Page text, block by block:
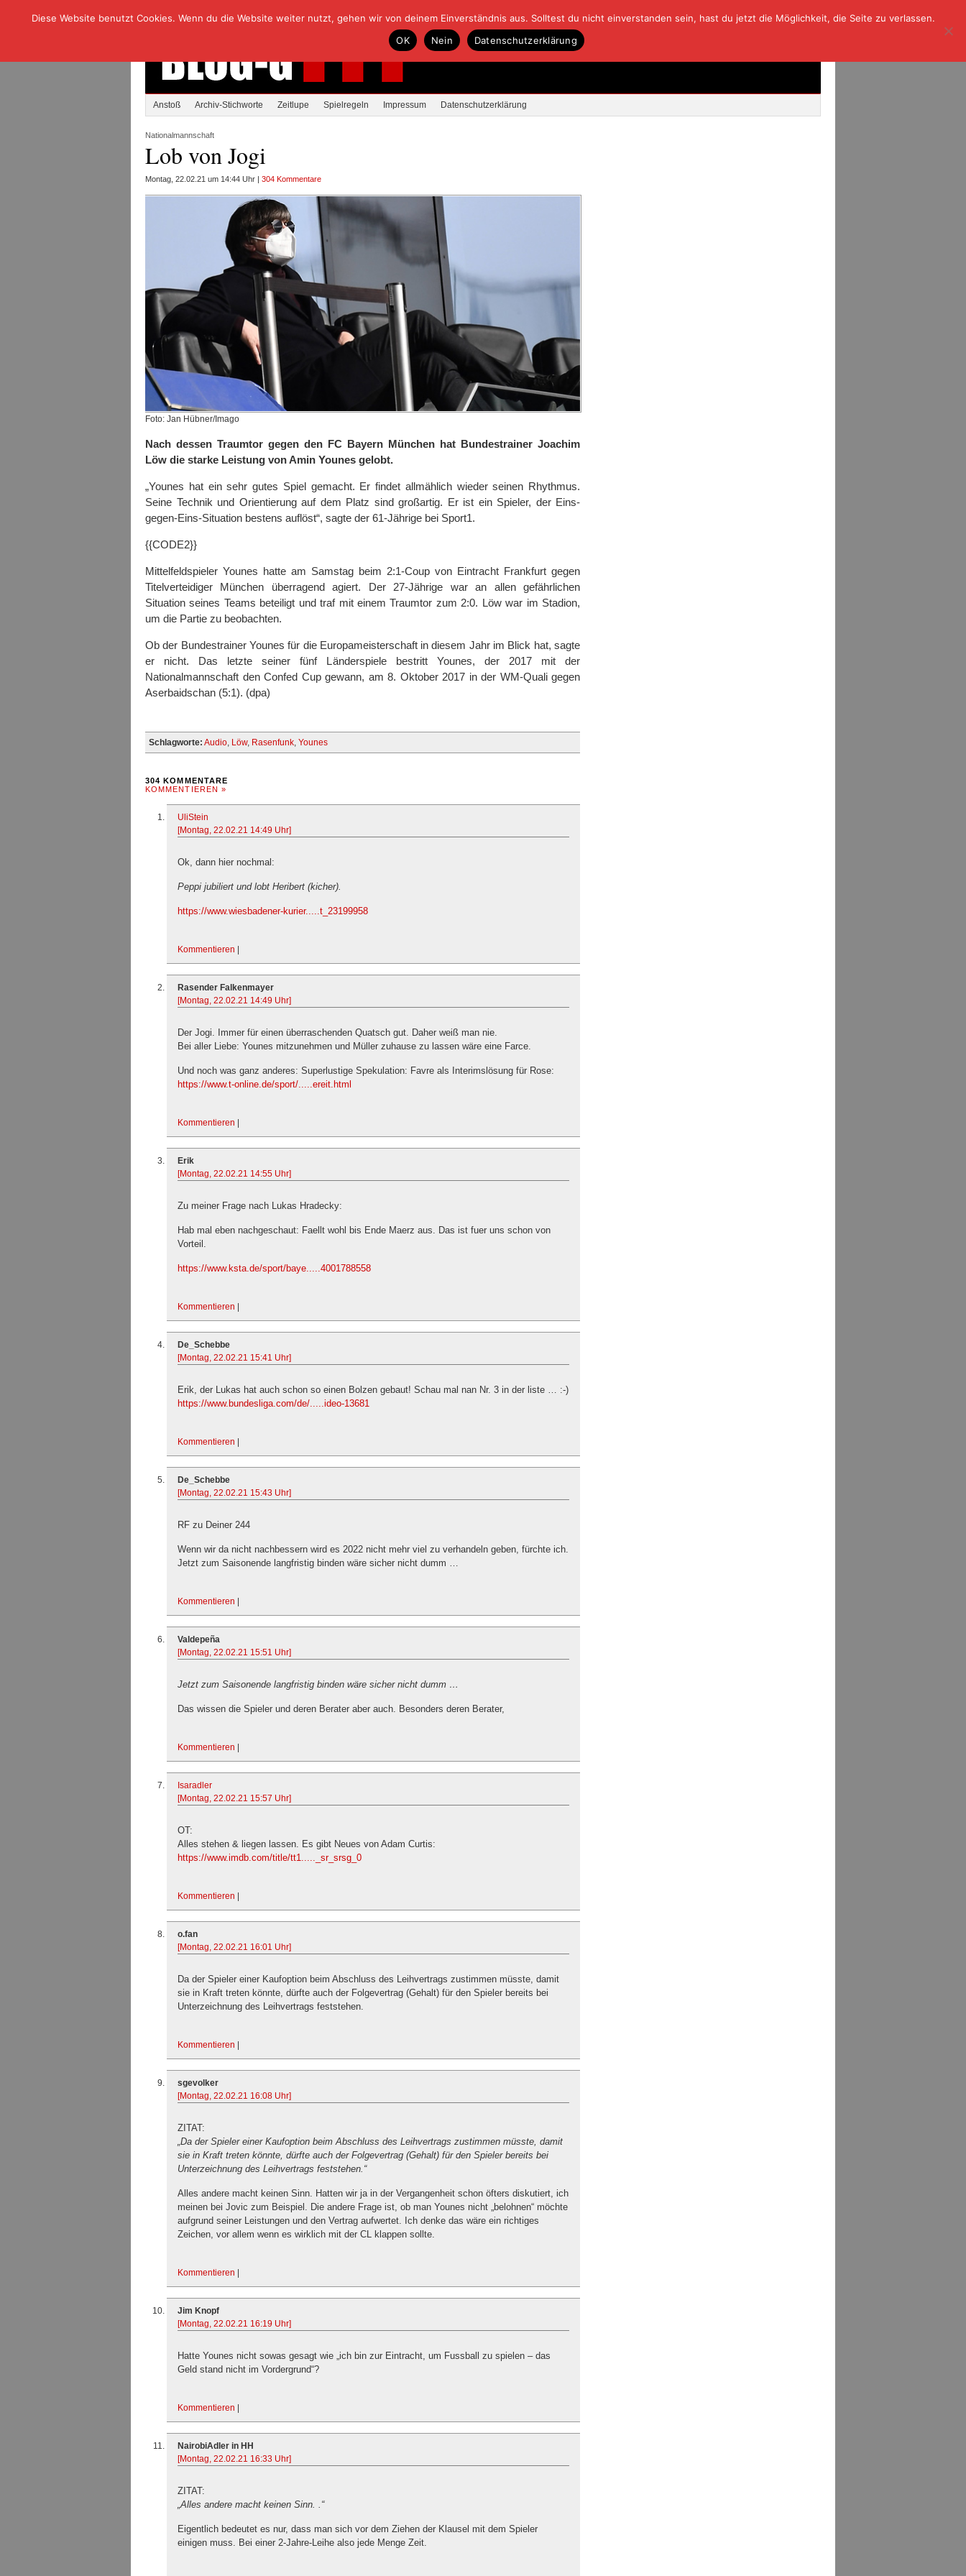
Anstoß Archiv-Stichworte Zeitlupe Spielregeln Impressum Datenschutzerklärung
Nationalmannschaft
Lob von Jogi
Montag, 22.02.21 um 14:44 Uhr | 304 Kommentare
Foto: Jan Hübner/Imago
Nach dessen Traumtor gegen den FC Bayern München hat Bundestrainer Joachim
Löw die starke Leistung von Amin Younes gelobt.
„Younes hat ein sehr gutes Spiel gemacht. Er findet allmählich wieder seinen Rhythmus.
Seine Technik und Orientierung auf dem Platz sind großartig. Er ist ein Spieler, der Eins-
gegen-Eins-Situation bestens auflöst“, sagte der 61-Jährige bei Sport1.
{{CODE2}}
Mittelfeldspieler Younes hatte am Samstag beim 2:1-Coup von Eintracht Frankfurt gegen
Titelverteidiger München überragend agiert. Der 27-Jährige war an allen gefährlichen
Situation seines Teams beteiligt und traf mit einem Traumtor zum 2:0. Löw war im Stadion,
um die Partie zu beobachten.
Ob der Bundestrainer Younes für die Europameisterschaft in diesem Jahr im Blick hat, sagte
er nicht. Das letzte seiner fünf Länderspiele bestritt Younes, der 2017 mit der
Nationalmannschaft den Confed Cup gewann, am 8. Oktober 2017 in der WM-Quali gegen
Aserbaidschan (5:1). (dpa)
Schlagworte: Audio Löw, Rasenfunk Younes
304 KOMMENTARE
KOMMENTIEREN »
UliStein
[Montag, 22.02.21 14:49 Uhr]
Ok, dann hier nochmal:
Peppi jubiliert und lobt Heribert (kicher).
https://www.wiesbadener-kurier.....t_23199958
Kommentieren |
Rasender Falkenmayer
[Montag, 22.02.21 14:49 Uhr]
Der Jogi. Immer für einen überraschenden Quatsch gut. Daher weiß man nie.
Bei aller Liebe: Younes mitzunehmen und Müller zuhause zu lassen wäre eine Farce.
Und noch was ganz anderes: Superlustige Spekulation: Favre als Interimslösung für Rose:
https://www.t-online.de/sport/.....ereit.html
Kommentieren |
Erik
[Montag, 22.02.21 14:55 Uhr]
Zu meiner Frage nach Lukas Hradecky:
Hab mal eben nachgeschaut: Faellt wohl bis Ende Maerz aus. Das ist fuer uns schon von
Vorteil.
https://www.ksta.de/sport/baye.....4001788558
Kommentieren |
De_Schebbe
[Montag, 22.02.21 15:41 Uhr]
Erik, der Lukas hat auch schon so einen Bolzen gebaut! Schau mal nan Nr. 3 in der liste … :-)
https://www.bundesliga.com/de/.....ideo-13681
Kommentieren |
De_Schebbe
[Montag, 22.02.21 15:43 Uhr]
RF zu Deiner 244
Wenn wir da nicht nachbessern wird es 2022 nicht mehr viel zu verhandeln geben, fürchte ich.
Jetzt zum Saisonende langfristig binden wäre sicher nicht dumm …
Kommentieren |
Valdepeña
[Montag, 22.02.21 15:51 Uhr]
Jetzt zum Saisonende langfristig binden wäre sicher nicht dumm …
Das wissen die Spieler und deren Berater aber auch. Besonders deren Berater,
Kommentieren |
Isaradler
[Montag, 22.02.21 15:57 Uhr]
OT:
Alles stehen & liegen lassen. Es gibt Neues von Adam Curtis:
https://www.imdb.com/title/tt1....._sr_srsg_0
Kommentieren |
o.fan
[Montag, 22.02.21 16:01 Uhr]
Da der Spieler einer Kaufoption beim Abschluss des Leihvertrags zustimmen müsste, damit
sie in Kraft treten könnte, dürfte auch der Folgevertrag (Gehalt) für den Spieler bereits bei
Unterzeichnung des Leihvertrags feststehen.
Kommentieren |
sgevolker
[Montag, 22.02.21 16:08 Uhr]
ZITAT:
„Da der Spieler einer Kaufoption beim Abschluss des Leihvertrags zustimmen müsste, damit
sie in Kraft treten könnte, dürfte auch der Folgevertrag (Gehalt) für den Spieler bereits bei
Unterzeichnung des Leihvertrags feststehen.“
Alles andere macht keinen Sinn. Hatten wir ja in der Vergangenheit schon öfters diskutiert, ich
meinen bei Jovic zum Beispiel. Die andere Frage ist, ob man Younes nicht „belohnen“ möchte
aufgrund seiner Leistungen und den Vertrag aufwertet. Ich denke das wäre ein richtiges
Zeichen, vor allem wenn es wirklich mit der CL klappen sollte.
Kommentieren |
Jim Knopf
[Montag, 22.02.21 16:19 Uhr]
Hatte Younes nicht sowas gesagt wie „ich bin zur Eintracht, um Fussball zu spielen – das
Geld stand nicht im Vordergrund“?
Kommentieren |
NairobiAdler in HH
[Montag, 22.02.21 16:33 Uhr]
ZITAT:
„Alles andere macht keinen Sinn. .“
Eigentlich bedeutet es nur, dass man sich vor dem Ziehen der Klausel mit dem Spieler
einigen muss. Bei einer 2-Jahre-Leihe also jede Menge Zeit.
Diese Website benutzt Cookies. Wenn du die Website weiter nutzt, gehen wir von deinem Einverständnis aus. Solltest du nicht einverstanden sein, hast du jetzt die Möglichkeit, die Seite zu verlassen.
OK
Nein Datenschutzerklärung